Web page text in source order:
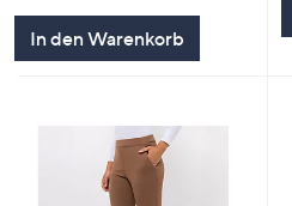
In den Warenkorb